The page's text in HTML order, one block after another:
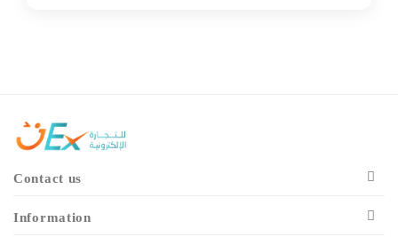
Contact us
Information